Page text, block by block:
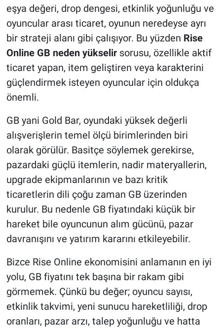
eşya değeri, drop dengesi, etkinlik yoğunluğu ve
oyuncular arası ticaret, oyunun neredeyse ayrı
bir strateji alanı gibi çalışıyor. Bu yüzden Rise
Online GB neden yükselirsorusu, özellikle aktif
ticaret yapan, item geliştiren veya karakterini
güçlendirmek isteyen oyuncular için oldukça
önemli.
GB yani Gold Bar, oyundaki yüksek değerli
alışverişlerin temel ölçü birimlerinden biri
olarak görülür. Basitçe söylemek gerekirse,
pazardaki güçlü itemlerin, nadir materyallerin,
upgrade ekipmanlarının ve bazı kritik
ticaretlerin dili çoğu zaman GB üzerinden
kurulur. Bu nedenle GB fiyatındaki küçük bir
hareket bile oyuncunun alım gücünü, pazar
davranışını ve yatırım kararını etkileyebilir.
Bizce Rise Online ekonomisini anlamanın en iyi
yolu, GB fiyatını tek başına bir rakam gibi
görmemek. Çünkü bu değer; oyuncu sayısı,
etkinlik takvimi, yeni sunucu hareketliliği, drop
oranları, pazar arzı, talep yoğunluğu ve hatta